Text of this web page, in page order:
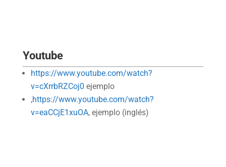
Youtube
https://www.youtube.com/watch?
v=cXrrbRZCoj0 ejemplo
,https://www.youtube.com/watch?
v=eaCCjE1xuOA, ejemplo (inglés)